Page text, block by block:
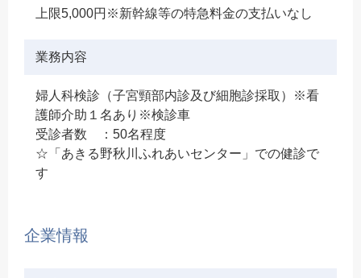
上限5,000円※新幹線等の特急料金の支払いなし
業務内容
婦人科検診（子宮頸部内診及び細胞診採取）※看
護師介助１名あり※検診車
受診者数 ：50名程度
☆「あきる野秋川ふれあいセンター」での健診で
す
企業情報